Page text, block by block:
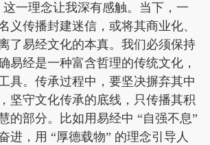
一理念让我深有感触。当下，一
义传播封建迷信，或将其商业化、
了易经文化的本真。我们必须保持
易经是一种富含哲理的传统文化，
具。传承过程中，要坚决摒弃其中
坚守文化传承的底线，只传播其积
的部分。比如用易经中 “自强不息”
进，用 “厚德载物” 的理念引导人